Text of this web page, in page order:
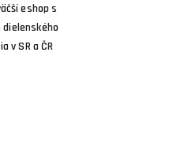
eshop s
v SR a ČR